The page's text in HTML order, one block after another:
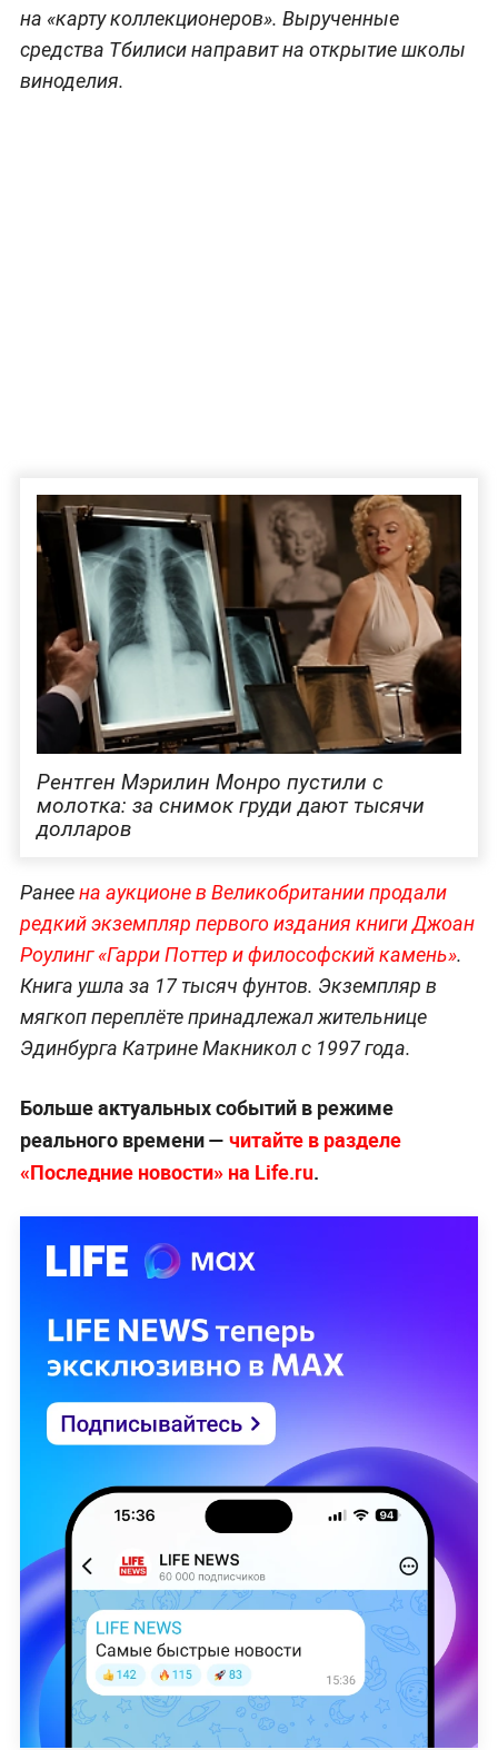
на «карту коллекционеров». Вырученные
средства Тбилиси направит на открытие школы
виноделия.
Рентген Мэрилин Монро пустили с
молотка: за снимок груди дают тысячи
долларов
Ранеена аукционе в Великобритании продали
редкий экземпляр первого издания книги Джоан
Роулинг «Гарри Поттер и философский камень».
Книга ушла за 17 тысяч фунтов. Экземпляр в
мягкоп переплёте принадлежал жительнице
Эдинбурга Катрине Макникол с 1997 года.
Больше актуальных событий в режиме
реального времени — читайте в разделе
«Последние новости» на Life.ru.